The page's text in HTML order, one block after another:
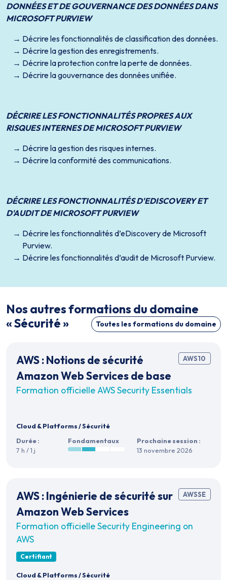
DONNÉES ET DE GOUVERNANCE DES DONNÉES DANS
MICROSOFT PURVIEW
Décrire les fonctionnalités de classification des données.
Décrire la gestion des enregistrements.
Décrire la protection contre la perte de données.
Décrire la gouvernance des données unifiée.
DÉCRIRE LES FONCTIONNALITÉS PROPRES AUX
RISQUES INTERNES DE MICROSOFT PURVIEW
Décrire la gestion des risques internes.
Décrire la conformité des communications.
DÉCRIRE LES FONCTIONNALITÉS D'EDISCOVERY ET
D'AUDIT DE MICROSOFT PURVIEW
Décrire les fonctionnalités d’eDiscovery de Microsoft
Purview.
Décrire les fonctionnalités d’audit de Microsoft Purview.
Nos autres formations du domaine
« Sécurité »
Toutes les formations du domaine
AWS10
AWS : Notions de sécurité
Amazon Web Services de base
Formation officielle AWS Security Essentials
Cloud & Platforms/Sécurité
Durée :
7 h / 1 j
Fondamentaux
Prochaine session :
13 novembre 2026
AWSSE
AWS : Ingénierie de sécurité sur
Amazon Web Services
Formation officielle Security Engineering on
AWS
Certifiant
Cloud & Platforms/Sécurité